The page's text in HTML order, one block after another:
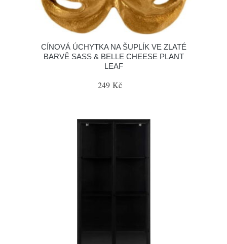
CÍNOVÁ ÚCHYTKA NA ŠUPLÍK VE ZLATÉ
BARVĚ SASS & BELLE CHEESE PLANT
LEAF
249 Kč